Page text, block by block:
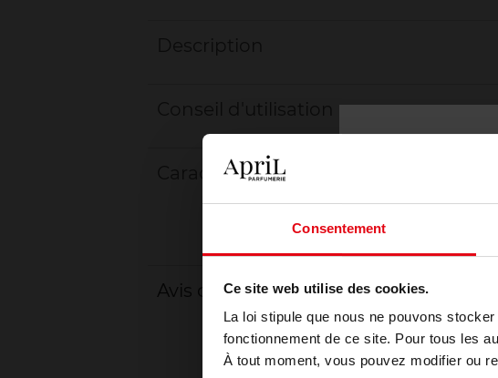
Consentement
Ce site web utilise des cookies.
La loi stipule que nous ne pouvons
fonctionnement de ce site. Pour tous les
À tout moment, vous pouvez modifier ou
Caractéristiques
Avis client